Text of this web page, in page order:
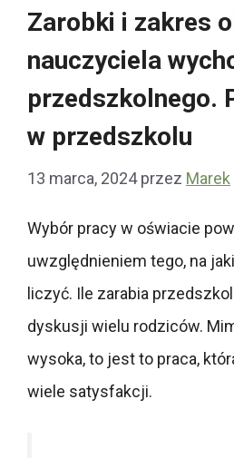
Zarobki i zakres
nauczyciela
przedszkolnego.
w przedszkolu
13 marca, 2024 przez Marek
Wybór pracy w oświacie
uwzględnieniem tego, na
liczyć. Ile zarabia
dyskusji wielu rodziców.
wysoka, to jest to praca,
wiele satysfakcji.